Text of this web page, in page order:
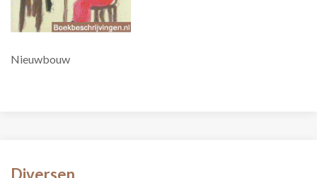
Nieuwbouw
Diversen